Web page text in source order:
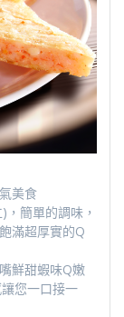
美食
簡單的調味，
滿超厚實的Q
鮮甜蝦味Q嫩
您一口接一